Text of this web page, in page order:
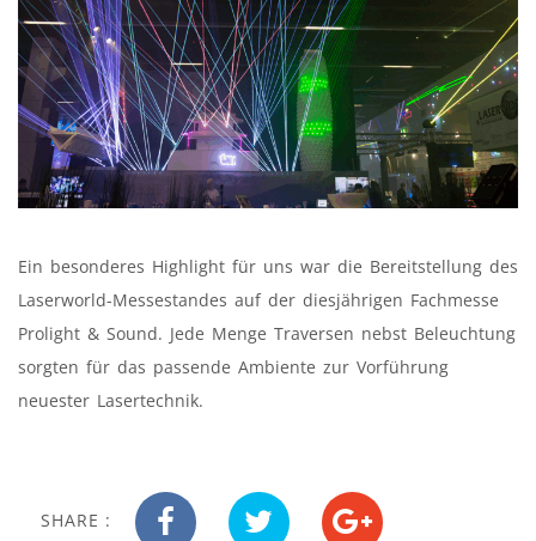
Ein besonderes Highlight für uns war die Bereitstellung des
Laserworld-Messestandes auf der diesjährigen Fachmesse
Prolight & Sound. Jede Menge Traversen nebst Beleuchtung
sorgten für das passende Ambiente zur Vorführung
neuester Lasertechnik.
SHARE :